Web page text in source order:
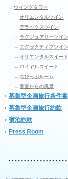
ウイングタワー
オリエンタルツイン
デラックスツイン
ラグジュアリーツイン
エグゼクティブツイン
オリエンタルスイート
ロイヤルスイート
ちびっぷルーム
客室からの風景
募集型企画旅行条件書
募集型企画旅行約款
宿泊約款
Press Room